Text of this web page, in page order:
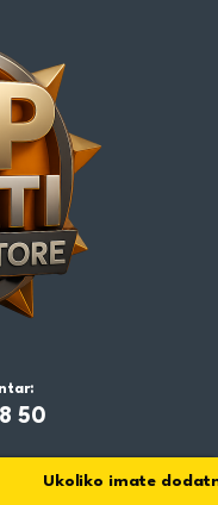
50
Ukoliko imate